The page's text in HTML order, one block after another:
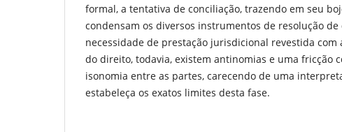
formal, a tentativa de conciliação, trazendo em seu
condensam os diversos instrumentos de resolução de
necessidade de prestação jurisdicional revestida
do direito, todavia, existem antinomias e uma fricção
isonomia entre as partes, carecendo de uma
estabeleça os exatos limites desta fase.